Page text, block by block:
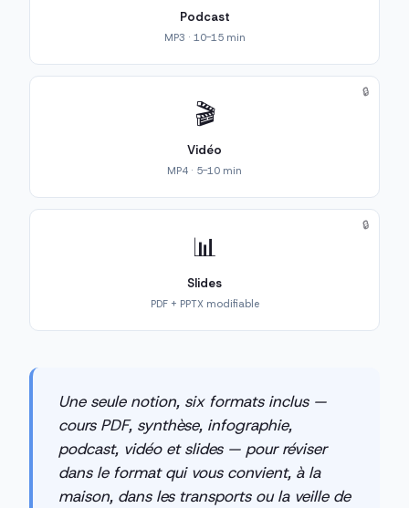
Podcast
MP3 · 10-15 min
🎬
Vidéo
MP4 · 5-10 min
🔒
📊
Slides
PDF + PPTX modifiable
🔒
Une seule notion, six formats inclus —
cours PDF, synthèse, infographie,
podcast, vidéo et slides — pour réviser
dans le format qui vous convient, à la
maison, dans les transports ou la veille de